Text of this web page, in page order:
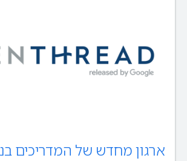
ארגון מחדש של המדריכים